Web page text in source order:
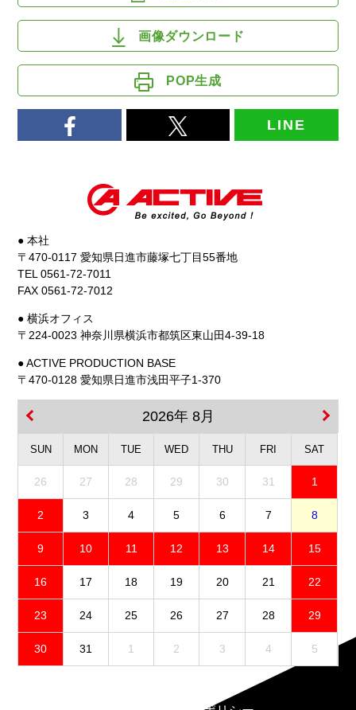
画像ダウンロード
POP生成
LINE
● 本社
〒470-0117 愛知県日進市藤塚七丁目55番地
TEL 0561-72-7011
FAX 0561-72-7012
● 横浜オフィス
〒224-0023 神奈川県横浜市都筑区東山田4-39-18
● ACTIVE PRODUCTION BASE
〒470-0128 愛知県日進市浅田平子1-370
2026年 8月
SUN MON TUE WED THU FRI SAT
26 27 28 29 30 31 1
2 3 4 5 6 7 8
9 10 11 12 13 14 15
16 17 18 19 20 21 22
23 24 25 26 27 28 29
30 31 1 2 3 4 5